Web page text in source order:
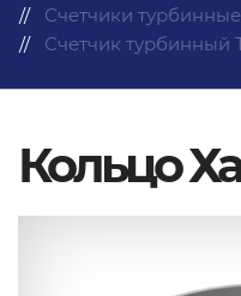
Счетчики турбинные
Счетчик турбинный
Кольцо